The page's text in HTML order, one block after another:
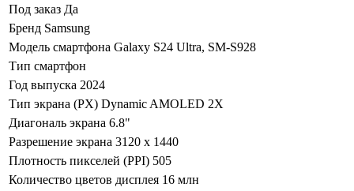
Под заказ Да
Бренд Samsung
Модель смартфона Galaxy S24 Ultra, SM-S928
Тип смартфон
Год выпуска 2024
Тип экрана (PX) Dynamic AMOLED 2X
Диагональ экрана 6.8"
Разрешение экрана 3120 x 1440
Плотность пикселей (PPI) 505
Количество цветов дисплея 16 млн